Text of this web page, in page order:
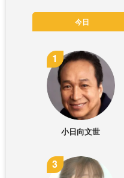
今日
小日向文世